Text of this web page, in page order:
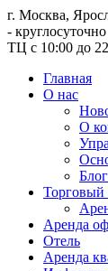
г. Москва,
- круглосуточно
ТЦ с 10:00 до
Главная
О нас
О
Блог
Торговый
Аренда
Отель
Аренда